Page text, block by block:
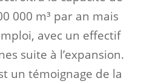
000 m³ par an mais
avec un effectif
suite à l’expansion.
un témoignage de la